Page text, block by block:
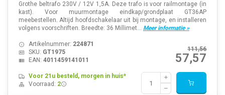
Grothe beltrafo 230V / 12V 1,5A. Deze trafo is voor railmontage (in
kast). Voor muurmontage eindkap/grondplaat GT36AP
meebestellen. Altijd hoofdschakelaar uit bij montage, en installeren
volgens voorschriften. Breedte: 36 Millimet... Meer informatie »
111,56
57,57
Artikelnummer: 224871
SKU: GT1975
EAN: 4011459141011
Voor 21u besteld, morgen in huis*
Voorraad: 2